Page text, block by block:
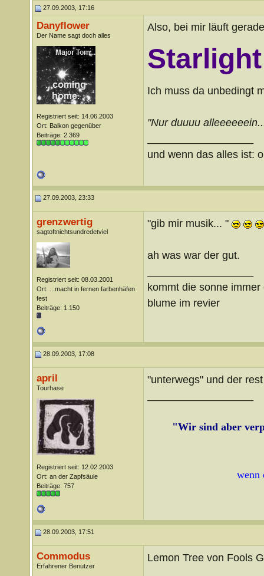
27.09.2003, 17:16
Danyflower
Der Name sagt doch alles
Registriert seit: 14.06.2003
Ort: Balkon gegenüber
Beiträge: 2.369
Also, bei mir läuft
Ich muss da unbedingt
"Nur duuuu
und wenn das alles ist:
27.09.2003, 23:33
grenzwertig
sagtoftnichtsundredetviel
Registriert seit: 08.03.2001
Ort: ...macht in fernen farbenhäfen
fest
Beiträge: 1.150
"gib mir musik... "
ah was war der gut.
kommt die sonne
blume im revier
28.09.2003, 17:08
april
Tourhase
Registriert seit: 12.02.2003
Ort: an der Zapfsäule
Beiträge: 757
"unterwegs" und der
"Wir sind aber
wenn
28.09.2003, 17:51
Commodus
Erfahrener Benutzer
Lemon Tree von Fools